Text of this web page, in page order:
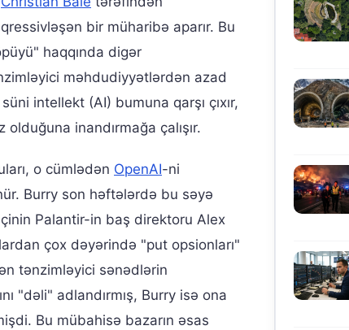
bir müharibə aparır. Bu
haqqında digər
məhdudiyyətlərdən azad
intellekt (AI) bumuna qarşı çıxır,
olduğuna inandırmağa çalışır.
o cümlədən OpenAI-ni
Burry son həftələrdə bu səyə
Palantir-in baş direktoru Alex
çox dəyərində "put opsionları"
tənzimləyici sənədlərin
"dəli" adlandırmış, Burry isə ona
Bu mübahisə bazarın əsas